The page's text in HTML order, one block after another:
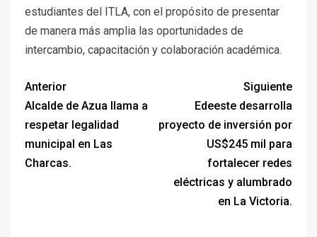
estudiantes del ITLA, con el propósito de presentar
de manera más amplia las oportunidades de
intercambio, capacitación y colaboración académica.
Anterior
Alcalde de Azua llama a
respetar legalidad
municipal en Las
Charcas.
Siguiente
Edeeste desarrolla
proyecto de inversión por
US$245 mil para
fortalecer redes
eléctricas y alumbrado
en La Victoria.